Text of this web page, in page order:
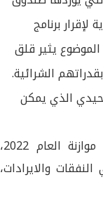
برنامج
يثير قلق
الشرائية.
الذي يمكن
مشكلتان أساسيتان يواجههما ملف إقرار موازنة العام 2022،
والايرادات،